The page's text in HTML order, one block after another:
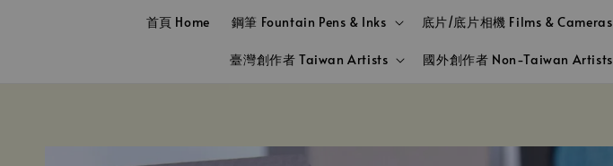
首頁 Home 鋼筆 Fountain Pens & Inks 底片/底片相機 Films & Cameras
臺灣創作者 Taiwan Artists 國外創作者 Non-Taiwan Artists